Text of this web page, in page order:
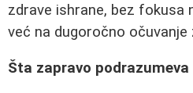
zdrave ishrane, bez fokusa
već na dugoročno očuvanje
Šta zapravo